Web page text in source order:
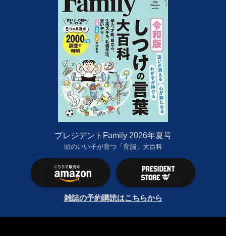
プレジデントFamily 2026年夏号
頭のいい子が育つ「育脳」大百科
雑誌の予約購読はこちらから